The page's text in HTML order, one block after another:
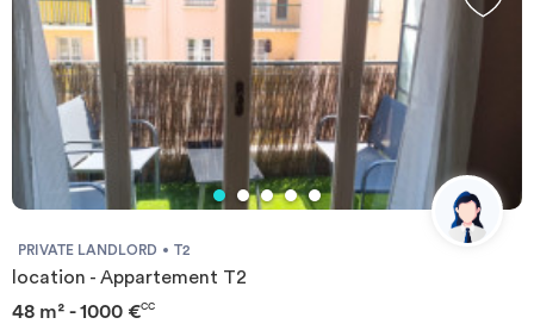
PRIVATE LANDLORD T2
location - Appartement T2
48 m² - 1000 €CC